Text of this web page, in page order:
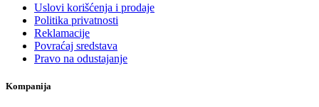
Uslovi korišćenja i prodaje
Politika privatnosti
Reklamacije
Povraćaj sredstava
Pravo na odustajanje
Kompanija